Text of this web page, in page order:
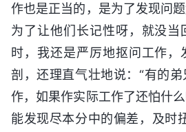
作也是正当的，是为了发现问
为了让他们长记性呀，就没当
时，我还是严厉地抠问工作，
剖，还理直气壮地说：“有的
作，如果作实际工作了还怕什
能发现尽本分中的偏差，及时